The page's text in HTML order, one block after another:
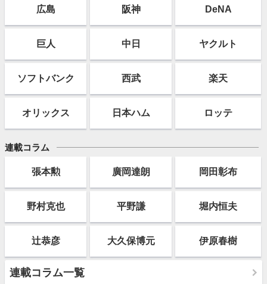
広島 阪神 DeNA
巨人 中日 ヤクルト
ソフトバンク 西武 楽天
オリックス 日本ハム ロッテ
連載コラム
張本勲 廣岡達朗 岡田彰布
野村克也 平野謙 堀内恒夫
辻恭彦 大久保博元 伊原春樹
連載コラム一覧